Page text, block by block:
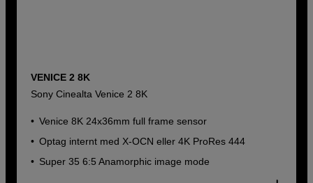
VENICE 2 8K
Sony Cinealta Venice 2 8K
Venice 8K 24x36mm full frame sensor
Optag internt med X-OCN eller 4K ProRes 444
Super 35 6:5 Anamorphic image mode